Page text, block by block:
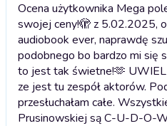
Ocena użytkownika Mega
swojej ceny!🫣 z 5.02.2025,
audiobook ever, naprawdę
podobnego bo bardzo mi się
to jest tak świetne!🫶
ze jest tu zespół aktorów.
przesłuchałam całe.
Prusinowskiej są C-U-D-O-